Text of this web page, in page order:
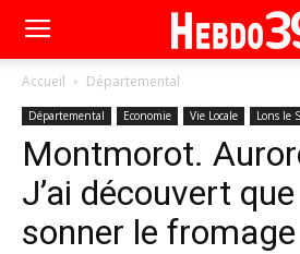
Accueil Départemental
Départemental Economie Vie Locale Lons le
Montmorot.
J’ai découvert
sonner le fromage